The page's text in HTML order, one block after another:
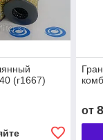
(г1667)
от